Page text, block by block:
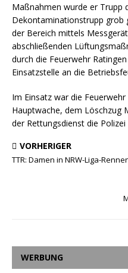
Maßnahmen wurde er Trupp
Dekontaminationstrupp grob
der Bereich mittels
abschließenden
durch die Feuerwehr
Einsatzstelle an die
Im Einsatz war die
Hauptwache, dem Löschzug
der Rettungsdienst die
VORHERIGER
TTR: Damen in NRW-Liga-
WERBUNG